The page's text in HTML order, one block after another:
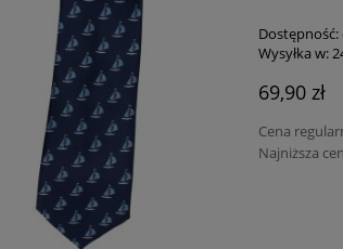
Dostępność:
Wysyłka w:
69,90 zł
Cena
Najniższa